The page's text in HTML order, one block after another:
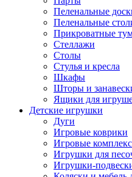
Пеленальные
Пеленальные
Прикроватные
Стеллажи
Столы
Стулья и кресла
Шкафы
Шторы и
Ящики для
Детские игрушки
Дуги
Игровые коврики
Игровые
Игрушки для
Игрушки-